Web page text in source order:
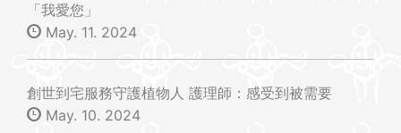
「我愛您」
May. 11. 2024
創世到宅服務守護植物人 護理師：感受到被需要
May. 10. 2024